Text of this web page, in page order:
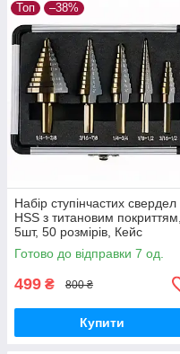
Топ –38%
Набір ступінчастих свердел
HSS з титановим покриттям,
5шт, 50 розмірів, Кейс
Готово до відправки 7 од.
499 ₴ 800 ₴
Купити